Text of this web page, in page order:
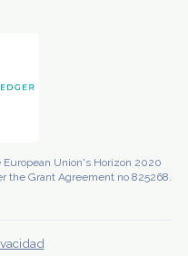
Union's Horizon 2020
the Grant Agreement no 825268.